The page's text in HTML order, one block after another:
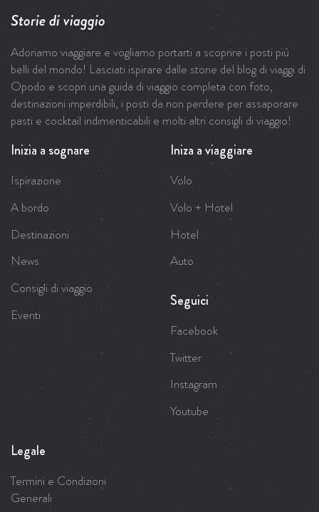
Storie di viaggio
Adoriamo viaggiare e vogliamo portarti a scoprire i posti più
belli del mondo! Lasciati ispirare dalle storie del blog di viaggi di
Opodo e scopri una guida di viaggio completa con foto,
destinazioni imperdibili, i posti da non perdere per assaporare
pasti e cocktail indimenticabili e molti altri consigli di viaggio!
Inizia a sognare
Ispirazione
A bordo
Destinazioni
News
Consigli di viaggio
Eventi
Iniza a viaggiare
Volo
Volo + Hotel
Hotel
Auto
Seguici
Facebook
Twitter
Instagram
Youtube
Legale
Termini e Condizioni
Generali